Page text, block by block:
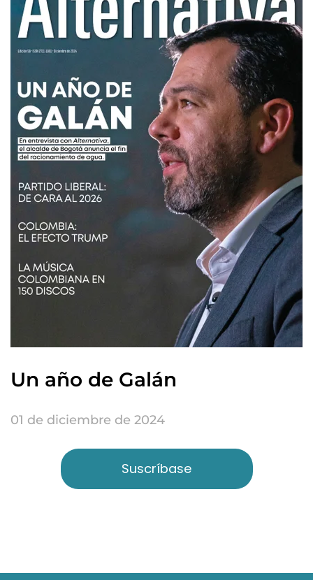
Un año de Galán
01 de diciembre de 2024
Suscríbase